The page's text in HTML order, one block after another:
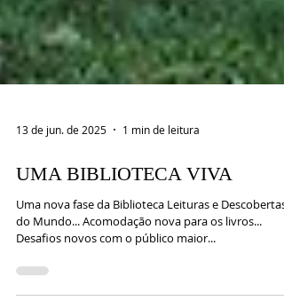
13 de jun. de 2025 1 min de leitura
UMA BIBLIOTECA VIVA
Uma nova fase da Biblioteca Leituras e Descobertas
do Mundo... Acomodação nova para os livros...
Desafios novos com o público maior...